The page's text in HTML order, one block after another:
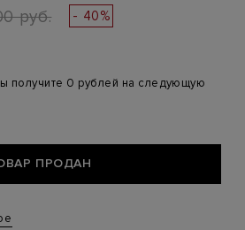
руб. - 40%
получите 0 рублей на следующую
ПРОДАН